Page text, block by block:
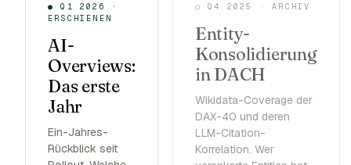
● Q1 2026 ·
ERSCHIENEN
AI-
Overviews:
Das erste
Jahr
Ein-Jahres-
Rückblick seit
○ Q4 2025 · ARCHIV
Entity-
Konsolidierung
in DACH
Wikidata-Coverage der
DAX-40 und deren
LLM-Citation-
Korrelation. Wer